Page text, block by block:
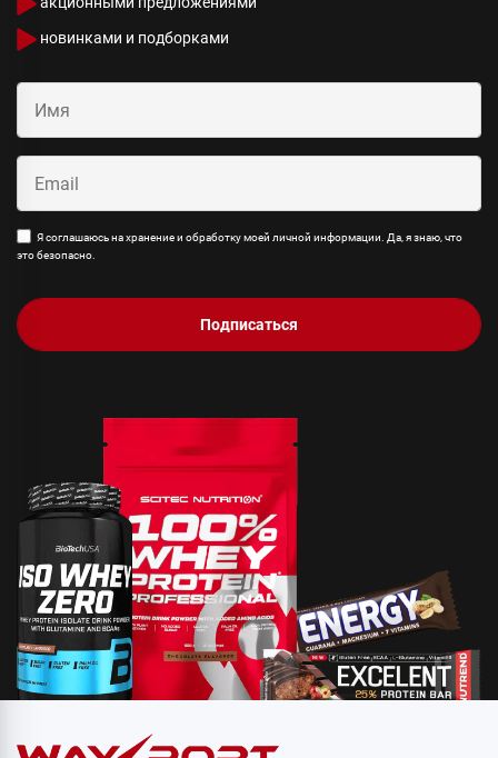
новинками и подборками
Я соглашаюсь на хранение и обработку моей личной информации. Да, я знаю, что
это безопасно.
Подписаться